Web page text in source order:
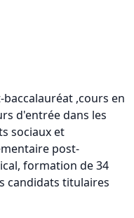
,cours en
d'entrée dans les
sociaux et
post-
formation de 34
candidats titulaires